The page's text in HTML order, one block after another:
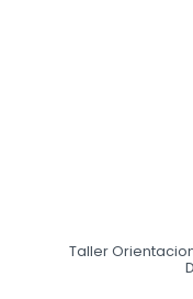
Taller